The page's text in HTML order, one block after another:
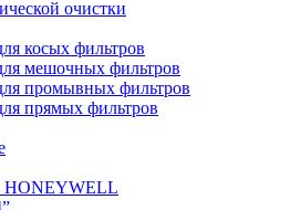
очистки
косых фильтров
мешочных фильтров
промывных фильтров
прямых фильтров
HONEYWELL